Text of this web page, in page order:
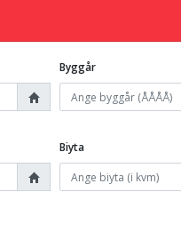
Byggår
Biyta